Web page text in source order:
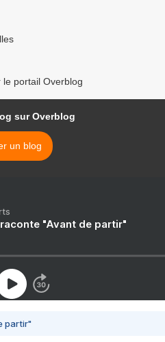
portail Overblog
sur Overblog
un blog
"Avant de partir"
partir"